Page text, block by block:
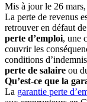
Mis à jour le 26
La perte de revenus
retrouver en défaut
perte d’emploi, une
couvrir les
conditions
perte de salaire ou
Qu’est-ce que la
La garantie perte